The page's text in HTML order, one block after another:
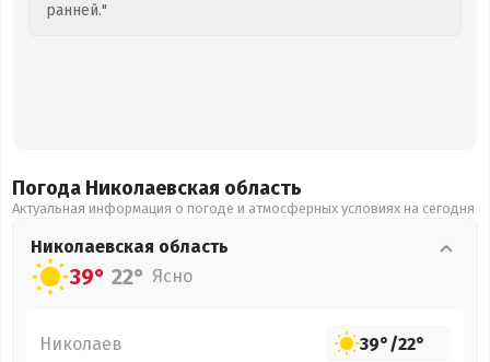
ранней."
Погода Николаевская область
Актуальная информация о погоде и атмосферных условиях на сегодня
Николаевская область
39° 22° Ясно
Николаев 39°/22°